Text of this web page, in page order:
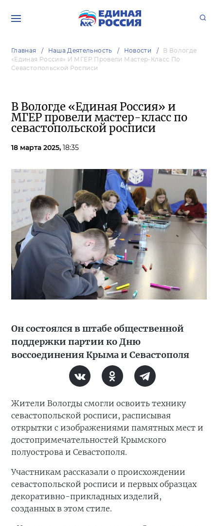
Главная Наша Деятельность Новости
В Вологде
«Единая Россия» И МГЕР Провели Мастер-Класс По
Севастопольской Росписи
В Вологде «Единая Россия» и
МГЕР провели мастер-класс по
севастопольской росписи
18 марта 2025, 18:35
Он состоялся в штабе общественной
поддержки партии ко Дню
воссоединения Крыма и Севастополя
Жители Вологды смогли освоить технику
севастопольской росписи, расписывая
открытки с изображениями памятных мест и
достопримечательностей Крымского
полуострова и Севастополя.
Участникам рассказали о происхождении
севастопольской росписи и первых образцах
декоративно-прикладных изделий,
созданных в этом стиле.